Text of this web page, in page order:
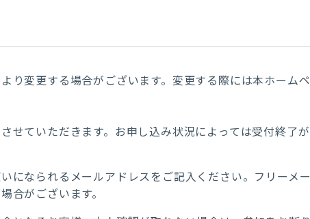
り変更する場合がございます。変更する際には本ホームペ
せていただきます。お申し込み状況によっては受付終了が
になられるメールアドレスをご記入ください。フリーメー
合がございます。